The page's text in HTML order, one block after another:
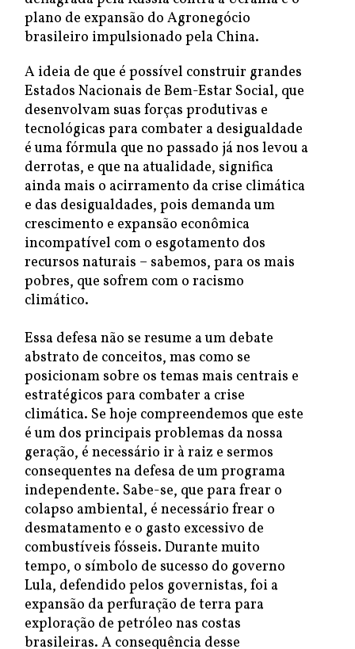
plano de expansão do Agronegócio
brasileiro impulsionado pela China.
A ideia de que é possível construir grandes
Estados Nacionais de Bem-Estar Social, que
desenvolvam suas forças produtivas e
tecnológicas para combater a desigualdade
é uma fórmula que no passado já nos levou a
derrotas, e que na atualidade, significa
ainda mais o acirramento da crise climática
e das desigualdades, pois demanda um
crescimento e expansão econômica
incompatível com o esgotamento dos
recursos naturais – sabemos, para os mais
pobres, que sofrem com o racismo
climático.
Essa defesa não se resume a um debate
abstrato de conceitos, mas como se
posicionam sobre os temas mais centrais e
estratégicos para combater a crise
climática. Se hoje compreendemos que este
é um dos principais problemas da nossa
geração, é necessário ir à raiz e sermos
consequentes na defesa de um programa
independente. Sabe-se, que para frear o
colapso ambiental, é necessário frear o
desmatamento e o gasto excessivo de
combustíveis fósseis. Durante muito
tempo, o símbolo de sucesso do governo
Lula, defendido pelos governistas, foi a
expansão da perfuração de terra para
exploração de petróleo nas costas
brasileiras. A consequência desse